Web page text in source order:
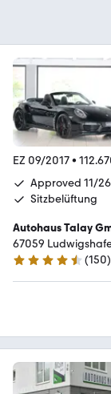
EZ 09/2017•
Approved 11/26
Sitzbelüftung
Autohaus Talay
67059
4.6 Sterne
(150)